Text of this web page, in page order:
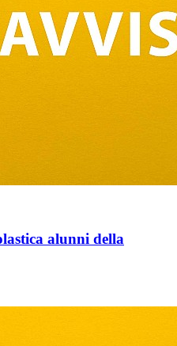
alunni della